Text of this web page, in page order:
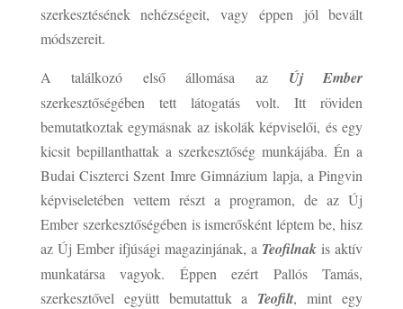
szerkesztésének nehézségeit, vagy éppen jól bevált
módszereit.
A találkozó első állomása az Új Ember
szerkesztőségében tett látogatás volt. Itt röviden
bemutatkoztak egymásnak az iskolák képviselői, és egy
kicsit bepillanthattak a szerkesztőség munkájába. Én a
Budai Ciszterci Szent Imre Gimnázium lapja, a Pingvin
képviseletében vettem részt a programon, de az Új
Ember szerkesztőségében is ismerősként léptem be, hisz
az Új Ember ifjúsági magazinjának, a Teofilnak is aktív
munkatársa vagyok. Éppen ezért Pallós Tamás,
szerkesztővel együtt bemutattuk a Teofilt, mint egy